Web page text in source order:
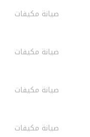
صيانة مكيفات
صيانة مكيفات
صيانة مكيفات
صيانة مكيفات